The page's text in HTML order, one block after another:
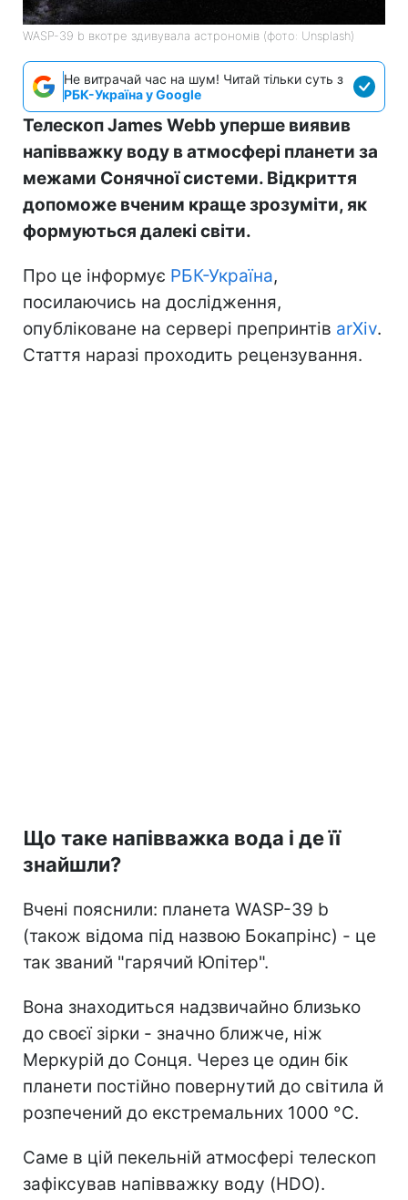
WASP-39 b вкотре здивувала астрономів (фото: Unsplash)
Не витрачай час на шум! Читай тільки суть з
РБК-Україна у Google
Телескоп James Webb уперше виявив
напівважку воду в атмосфері планети за
межами Сонячної системи. Відкриття
допоможе вченим краще зрозуміти, як
формуються далекі світи.
Про це інформує РБК-Україна,
посилаючись на дослідження,
опубліковане на сервері препринтів arXiv.
Стаття наразі проходить рецензування.
Що таке напівважка вода і де її
знайшли?
Вчені пояснили: планета WASP-39 b
(також відома під назвою Бокапрінс) - це
так званий "гарячий Юпітер".
Вона знаходиться надзвичайно близько
до своєї зірки - значно ближче, ніж
Меркурій до Сонця. Через це один бік
планети постійно повернутий до світила й
розпечений до екстремальних 1000 °C.
Саме в цій пекельній атмосфері телескоп
зафіксував напівважку воду (HDO).